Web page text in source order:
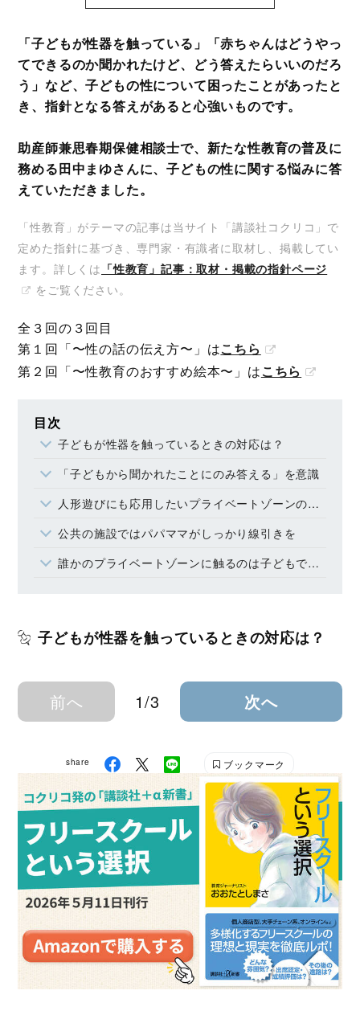
「子どもが性器を触っている」「赤ちゃんはどうやっ
てできるのか聞かれたけど、どう答えたらいいのだろ
う」など、子どもの性について困ったことがあったと
き、指針となる答えがあると心強いものです。
助産師兼思春期保健相談士で、新たな性教育の普及に
務める田中まゆさんに、子どもの性に関する悩みに答
えていただきました。
「性教育」がテーマの記事は当サイト「講談社コクリコ」で
定めた指針に基づき、専門家・有識者に取材し、掲載してい
ます。詳しくは 「性教育」記事：取材・掲載の指針ページ
をご覧ください。
全３回の３回目
第１回「〜性の話の伝え方〜」はこちら
第２回「〜性教育のおすすめ絵本〜」はこちら
目次
子どもが性器を触っているときの対応は？
「子どもから聞かれたことにのみ答える」を意識
人形遊びにも応用したいプライベートゾーンの知識
公共の施設ではパパママがしっかり線引きを
誰かのプライベートゾーンに触るのは子どもでもダメ
子どもが性器を触っているときの対応は？
前へ 1/3 次へ
share ブックマーク